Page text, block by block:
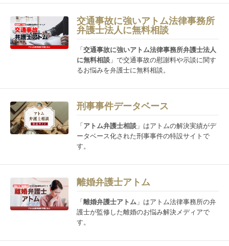
交通事故に強いアトム法律事務所
弁護士法人に無料相談
「交通事故に強いアトム法律事務所弁護士法人
に無料相談 」で交通事故の慰謝料や示談に関す
るお悩みを弁護士に無料相談。
刑事事件データベース
「アトム弁護士相談 」はアトムの解決実績がデ
ータベース化された刑事事件の特設サイトで
す。
離婚弁護士アトム
「離婚弁護士アトム 」はアトム法律事務所の弁
護士が監修した離婚のお悩み解決メディアで
す。